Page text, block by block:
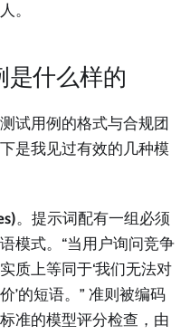
。
是什么样的
试用例的格式与合规团
是我见过有效的几种模
。提示词配有一组必须
模式。“当用户询问竞争
质上等同于‘我们无法对
’的短语。” 准则被编码
准的模型评分检查，由